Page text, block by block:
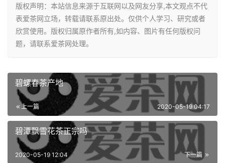
版权声明：本站信息来源于互联网以及网友分享,本文观点不代
表爱茶网立场，转载请联系原出处。仅供个人学习、研究或者
欣赏使用。版权归属原作者所有,如内容、图片有任何版权问
题，请联系爱茶网处理。
碧螺春茶产地
上一篇 2020-05-19 04:17
碧潭飘雪花茶正宗吗
下一篇
2020-05-19 12:04